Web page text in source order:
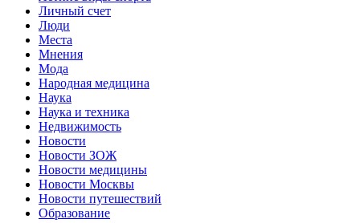
Личный счет
Люди
Места
Мнения
Мода
Народная медицина
Наука
Наука и техника
Недвижимость
Новости
Новости ЗОЖ
Новости медицины
Новости Москвы
Новости путешествий
Образование